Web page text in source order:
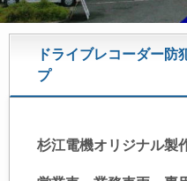
ドライブレコーダー防
プ
杉江電機オリジナル製